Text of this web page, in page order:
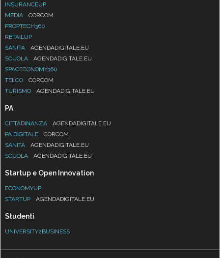
INSURANCEUP
MEDIA
CORCOM
PROPTECH360
RETAILUP
SANITÀ
AGENDADIGITALE.EU
SCUOLA
AGENDADIGITALE.EU
SPACECONOMY360
TELCO
CORCOM
TURISMO
AGENDADIGITALE.EU
PA
CITTADINANZA
AGENDADIGITALE.EU
PA DIGITALE
CORCOM
SANITÀ
AGENDADIGITALE.EU
SCUOLA
AGENDADIGITALE.EU
Startup e Open Innovation
ECONOMYUP
STARTUP
AGENDADIGITALE.EU
Studenti
UNIVERSITY2BUSINESS